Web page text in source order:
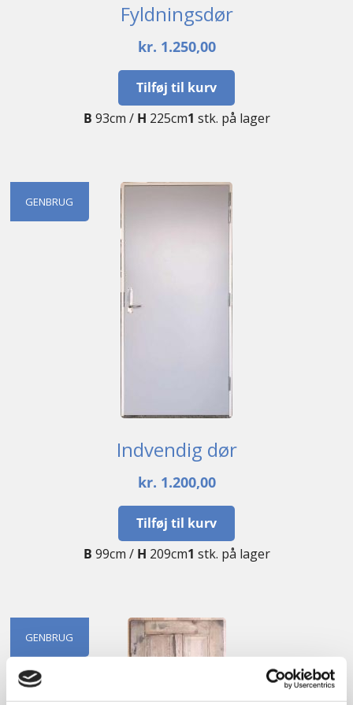
Fyldningsdør
kr. 1.250,00
Tilføj til kurv
B 93cm / H 225cm1 stk. på lager
GENBRUG
Indvendig dør
kr. 1.200,00
Tilføj til kurv
B 99cm / H 209cm1 stk. på lager
GENBRUG